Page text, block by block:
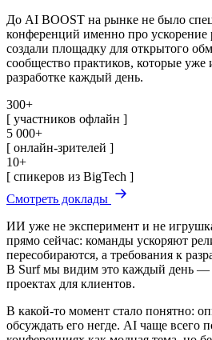
До AI BOOST на рынке не было
конференций именно про
создали площадку для открытого
сообщество практиков, которые уже
разработке каждый день.
300+
[ участников офлайн ]
5 000+
[ онлайн-зрителей ]
10+
[ спикеров из BigTech ]
Смотреть доклады
ИИ уже не эксперимент и не
прямо сейчас: команды ускоряют
пересобираются, а требования к
В Surf мы видим это каждый день —
проектах для клиентов.
В какой-то момент стало понятно:
обсуждать его негде. AI чаще всего